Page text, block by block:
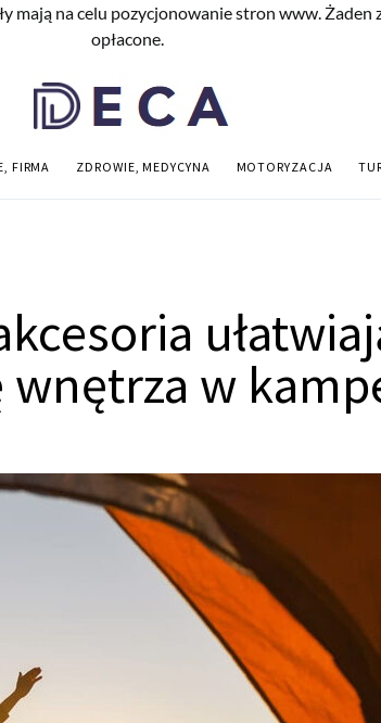
mają na celu pozycjonowanie stron www.
opłacone.
FIRMA ZDROWIE, MEDYCYNA MOTORYZACJA
wnętrza w